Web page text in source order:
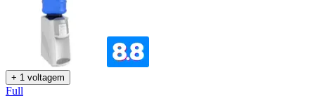
+ 1 voltagem
Full